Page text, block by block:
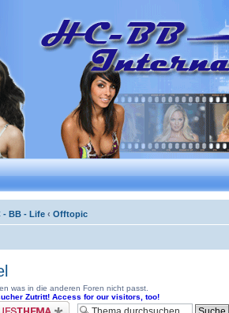
- BB - Life ‹ Offtopic
was in die anderen Foren nicht passt.
Zutritt! Access for our visitors, too!
erstellen